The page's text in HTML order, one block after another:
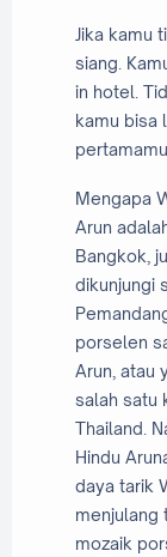
Jika kamu
siang.
in hotel.
kamu bisa
Mengapa
Arun
Bangkok,
dikunjungi
porselen
Arun, atau
salah satu
Thailand.
Hindu
daya tarik
menjulang
mozaik